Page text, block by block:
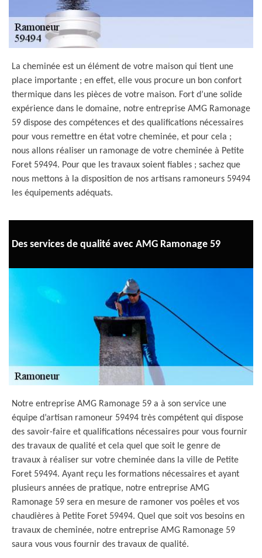
La cheminée est un élément de votre maison qui tient une
place importante ; en effet, elle vous procure un bon confort
thermique dans les pièces de votre maison. Fort d’une solide
expérience dans le domaine, notre entreprise AMG Ramonage
59 dispose des compétences et des qualifications nécessaires
pour vous remettre en état votre cheminée, et pour cela ;
nous allons réaliser un ramonage de votre cheminée à Petite
Foret 59494. Pour que les travaux soient fiables ; sachez que
nous mettons à la disposition de nos artisans ramoneurs 59494
les équipements adéquats.
Des services de qualité avec AMG Ramonage 59
Notre entreprise AMG Ramonage 59 a à son service une
équipe d’artisan ramoneur 59494 très compétent qui dispose
des savoir-faire et qualifications nécessaires pour vous fournir
des travaux de qualité et cela quel que soit le genre de
travaux à réaliser sur votre cheminée dans la ville de Petite
Foret 59494. Ayant reçu les formations nécessaires et ayant
plusieurs années de pratique, notre entreprise AMG
Ramonage 59 sera en mesure de ramoner vos poêles et vos
chaudières à Petite Foret 59494. Quel que soit vos besoins en
travaux de cheminée, notre entreprise AMG Ramonage 59
saura vous vous fournir des travaux de qualité.